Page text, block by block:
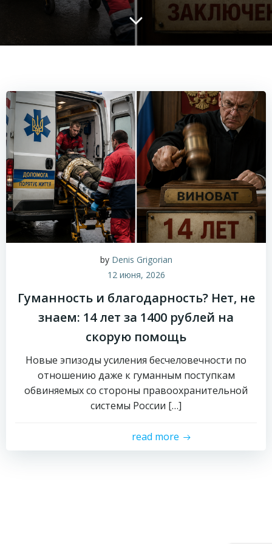
by Denis Grigorian
12 июня, 2026
Гуманность и благодарность? Нет, не
знаем: 14 лет за 1400 рублей на
скорую помощь
Новые эпизоды усиления бесчеловечности по
отношению даже к гуманным поступкам
обвиняемых со стороны правоохранительной
системы России […]
read more